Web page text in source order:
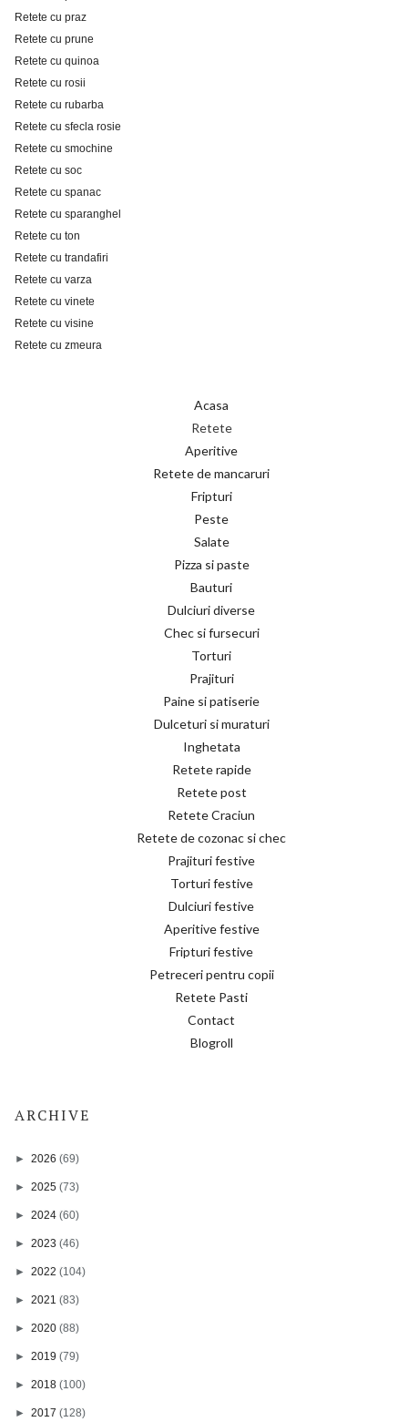
Retete cu praz
Retete cu prune
Retete cu quinoa
Retete cu rosii
Retete cu rubarba
Retete cu sfecla rosie
Retete cu smochine
Retete cu soc
Retete cu spanac
Retete cu sparanghel
Retete cu ton
Retete cu trandafiri
Retete cu varza
Retete cu vinete
Retete cu visine
Retete cu zmeura
Acasa
Retete
Aperitive
Retete de mancaruri
Fripturi
Peste
Salate
Pizza si paste
Bauturi
Dulciuri diverse
Chec si fursecuri
Torturi
Prajituri
Paine si patiserie
Dulceturi si muraturi
Inghetata
Retete rapide
Retete post
Retete Craciun
Retete de cozonac si chec
Prajituri festive
Torturi festive
Dulciuri festive
Aperitive festive
Fripturi festive
Petreceri pentru copii
Retete Pasti
Contact
Blogroll
ARCHIVE
► 2026 (69)
► 2025 (73)
► 2024 (60)
► 2023 (46)
► 2022 (104)
► 2021 (83)
► 2020 (88)
► 2019 (79)
► 2018 (100)
► 2017 (128)